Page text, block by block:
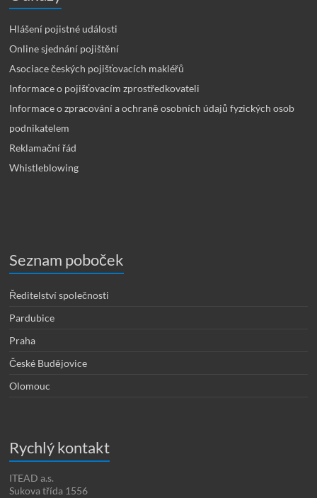
Hlášení pojistné události
Online sjednání pojištění
Asociace českých pojišťovacích makléřů
Informace o pojišťovacím zprostředkovateli
Informace o zpracování a ochraně osobních údajů fyzických osob
podnikatelem
Reklamační řád
Whistleblowing
Seznam poboček
Ředitelství společnosti
Pardubice
Praha
České Budějovice
Olomouc
Rychlý kontakt
ITEAD a.s.
Sukova třída 1556